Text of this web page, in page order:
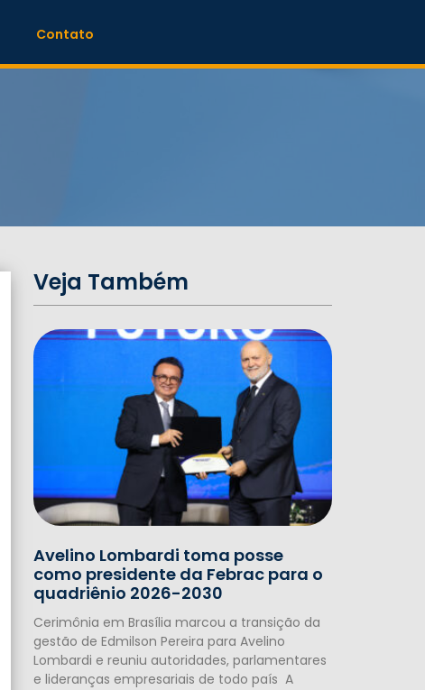
Contato
Veja Também
Avelino Lombardi toma posse
como presidente da Febrac para o
quadriênio 2026-2030
Cerimônia em Brasília marcou a transição da
gestão de Edmilson Pereira para Avelino
Lombardi e reuniu autoridades, parlamentares
e lideranças empresariais de todo país A